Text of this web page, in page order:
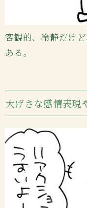
客観的、冷静だけ
ある。
大げさな感情表現